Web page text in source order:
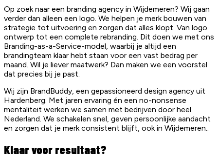
Op zoek naar een branding agency in Wijdemeren? Wij gaan
verder dan alleen een logo. We helpen je merk bouwen van
strategie tot uitvoering en zorgen dat alles klopt. Van logo
ontwerp tot een complete rebranding. Dit doen we met ons
Branding-as-a-Service-model, waarbij je altijd een
brandingteam klaar hebt staan voor een vast bedrag per
maand. Wil je liever maatwerk? Dan maken we een voorstel
dat precies bij je past.
Wij zijn BrandBuddy, een gepassioneerd design agency uit
Hardenberg. Met jaren ervaring én een no-nonsense
mentaliteit werken we samen met bedrijven door heel
Nederland. We schakelen snel, geven persoonlijke aandacht
en zorgen dat je merk consistent blijft, ook in Wijdemeren..
Klaar voor resultaat?